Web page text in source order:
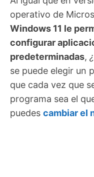
operativo de
Windows 11 le
configurar
predeterminadas,
se puede elegir un
que cada vez que
programa sea el
puedes cambiar el